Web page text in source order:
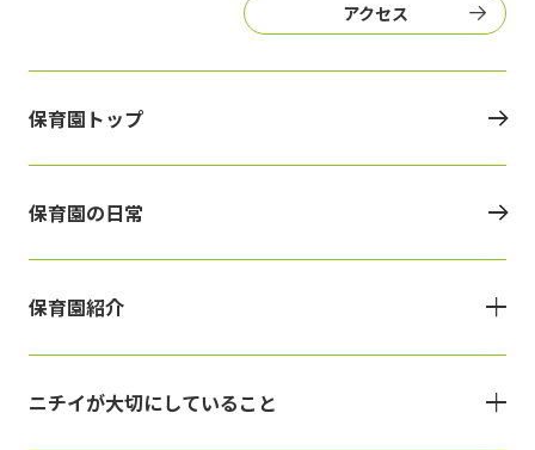
アクセス
保育園トップ
保育園の日常
保育園紹介
ニチイが大切にしていること